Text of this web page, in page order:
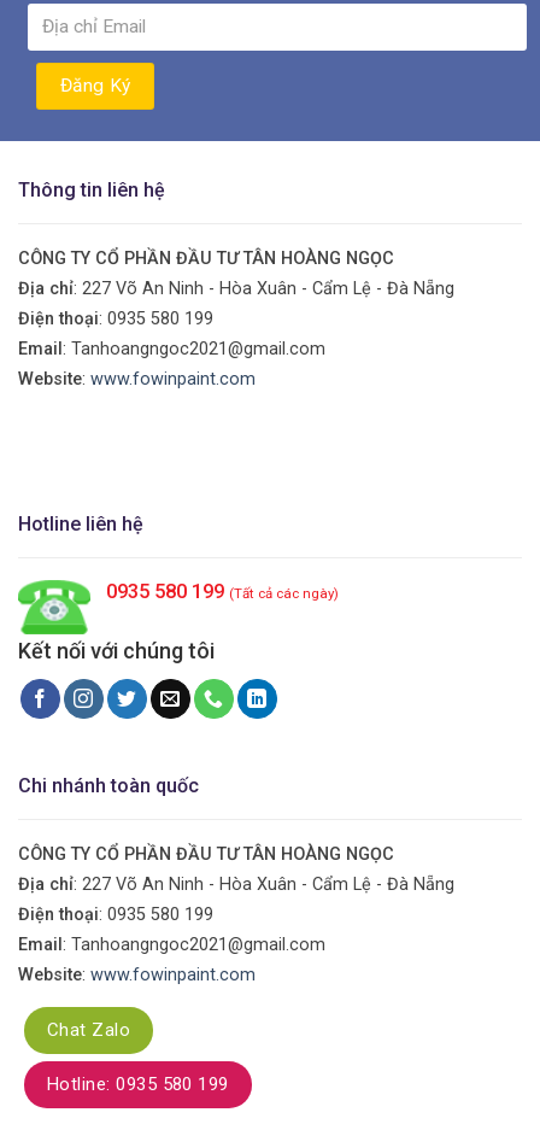
Thông tin liên hệ
CÔNG TY CỔ PHẦN ĐẦU TƯ TÂN HOÀNG NGỌC
Địa chỉ: 227 Võ An Ninh - Hòa Xuân - Cẩm Lệ - Đà Nẵng
Điện thoại: 0935 580 199
Email : Tanhoangngoc2021@gmail.com
Website: www.fowinpaint.com
Hotline liên hệ
0935 580 199 (Tất cả các ngày)
Kết nối với chúng tôi
Chi nhánh toàn quốc
CÔNG TY CỔ PHẦN ĐẦU TƯ TÂN HOÀNG NGỌC
Địa chỉ: 227 Võ An Ninh - Hòa Xuân - Cẩm Lệ - Đà Nẵng
Điện thoại: 0935 580 199
Email : Tanhoangngoc2021@gmail.com
Website: www.fowinpaint.com
Chat Zalo
Hotline: 0935 580 199